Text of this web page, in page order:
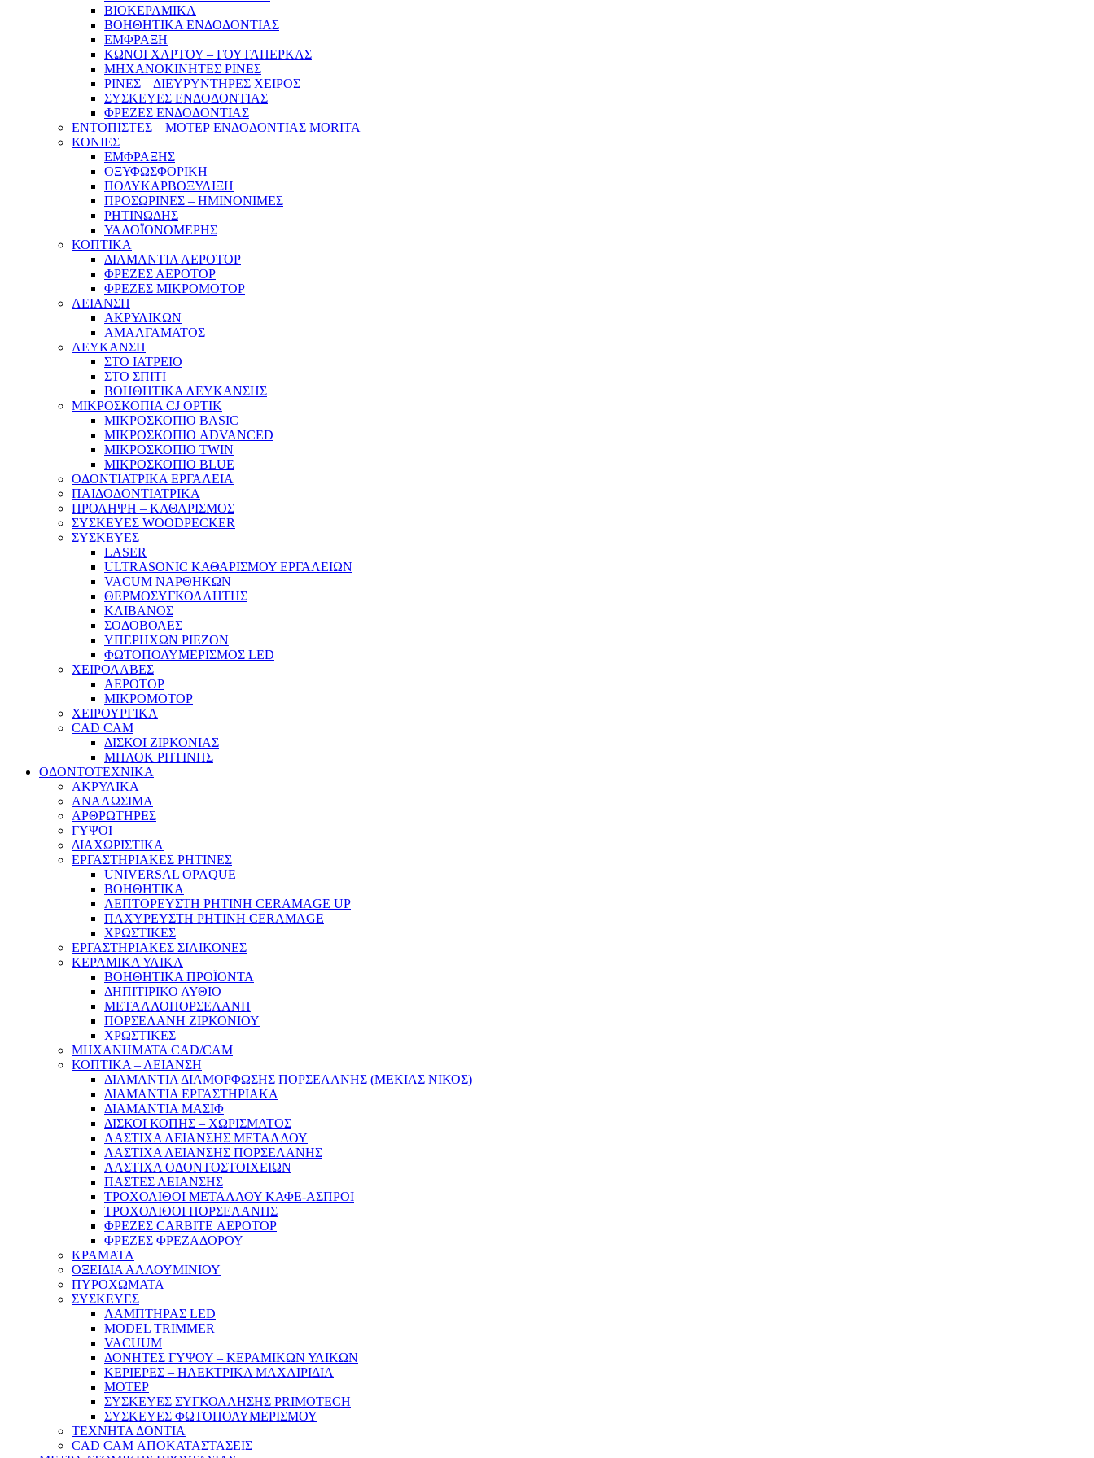
ΒΙΟΚΕΡΑΜΙΚΑ
ΒΟΗΘΗΤΙΚΑ ΕΝΔΟΔΟΝΤΙΑΣ
ΕΜΦΡΑΞΗ
ΚΩΝΟΙ ΧΑΡΤΟΥ – ΓΟΥΤΑΠΕΡΚΑΣ
ΜΗΧΑΝΟΚΙΝΗΤΕΣ ΡΙΝΕΣ
ΡΙΝΕΣ – ΔΙΕΥΡΥΝΤΗΡΕΣ ΧΕΙΡΟΣ
ΣΥΣΚΕΥΕΣ ΕΝΔΟΔΟΝΤΙΑΣ
ΦΡΕΖΕΣ ΕΝΔΟΔΟΝΤΙΑΣ
ΕΝΤΟΠΙΣΤΕΣ – ΜΟΤΕΡ ΕΝΔΟΔΟΝΤΙΑΣ MORITA
ΚΟΝΙΕΣ
ΕΜΦΡΑΞΗΣ
ΟΞΥΦΩΣΦΟΡΙΚΗ
ΠΟΛΥΚΑΡΒΟΞΥΛΙΞΗ
ΠΡΟΣΩΡΙΝΕΣ – ΗΜΙΝΟΝΙΜΕΣ
ΡΗΤΙΝΩΔΗΣ
ΥΑΛΟΪΟΝΟΜΕΡΗΣ
ΚΟΠΤΙΚΑ
ΔΙΑΜΑΝΤΙΑ ΑΕΡΟΤΟΡ
ΦΡΕΖΕΣ ΑΕΡΟΤΟΡ
ΦΡΕΖΕΣ ΜΙΚΡΟΜΟΤΟΡ
ΛΕΙΑΝΣΗ
ΑΚΡΥΛΙΚΩΝ
ΑΜΑΛΓΑΜΑΤΟΣ
ΛΕΥΚΑΝΣΗ
ΣΤΟ ΙΑΤΡΕΙΟ
ΣΤΟ ΣΠΙΤΙ
ΒΟΗΘΗΤΙΚΑ ΛΕΥΚΑΝΣΗΣ
ΜΙΚΡΟΣΚΟΠΙΑ CJ OPTIK
ΜΙΚΡΟΣΚΟΠΙΟ BASIC
ΜΙΚΡΟΣΚΟΠΙΟ ADVANCED
ΜΙΚΡΟΣΚΟΠΙΟ TWIN
ΜΙΚΡΟΣΚΟΠΙΟ BLUE
ΟΔΟΝΤΙΑΤΡΙΚΑ ΕΡΓΑΛΕΙΑ
ΠΑΙΔΟΔΟΝΤΙΑΤΡΙΚΑ
ΠΡΟΛΗΨΗ – ΚΑΘΑΡΙΣΜΟΣ
ΣΥΣΚΕΥΕΣ WOODPECKER
ΣΥΣΚΕΥΕΣ
LASER
ULTRASONIC ΚΑΘΑΡΙΣΜΟΥ ΕΡΓΑΛΕΙΩΝ
VACUM ΝΑΡΘΗΚΩΝ
ΘΕΡΜΟΣΥΓΚΟΛΛΗΤΗΣ
ΚΛΙΒΑΝΟΣ
ΣΟΔΟΒΟΛΕΣ
ΥΠΕΡΗΧΩΝ PIEZON
ΦΩΤΟΠΟΛΥΜΕΡΙΣΜΟΣ LED
ΧΕΙΡΟΛΑΒΕΣ
ΑΕΡΟΤΟΡ
ΜΙΚΡΟΜΟΤΟΡ
ΧΕΙΡΟΥΡΓΙΚΑ
CAD CAM
ΔΙΣΚΟΙ ΖΙΡΚΟΝΙΑΣ
ΜΠΛΟΚ ΡΗΤΙΝΗΣ
ΟΔΟΝΤΟΤΕΧΝΙΚΑ
ΑΚΡΥΛΙΚΑ
ΑΝΑΛΩΣΙΜΑ
ΑΡΘΡΩΤΗΡΕΣ
ΓΥΨΟΙ
ΔΙΑΧΩΡΙΣΤΙΚΑ
ΕΡΓΑΣΤΗΡΙΑΚΕΣ ΡΗΤΙΝΕΣ
UNIVERSAL OPAQUE
ΒΟΗΘΗΤΙΚΑ
ΛΕΠΤΟΡΕΥΣΤΗ ΡΗΤΙΝΗ CERAMAGE UP
ΠΑΧΥΡΕΥΣΤΗ ΡΗΤΙΝΗ CERAMAGE
ΧΡΩΣΤΙΚΕΣ
ΕΡΓΑΣΤΗΡΙΑΚΕΣ ΣΙΛΙΚΟΝΕΣ
ΚΕΡΑΜΙΚΑ ΥΛΙΚΑ
ΒΟΗΘΗΤΙΚΑ ΠΡΟΪΟΝΤΑ
ΔΗΠΙΤΙΡΙΚΟ ΛΥΘΙΟ
ΜΕΤΑΛΛΟΠΟΡΣΕΛΑΝΗ
ΠΟΡΣΕΛΑΝΗ ΖΙΡΚΟΝΙΟΥ
ΧΡΩΣΤΙΚΕΣ
ΜΗΧΑΝΗΜΑΤΑ CAD/CAM
ΚΟΠΤΙΚΑ – ΛΕΙΑΝΣΗ
ΔΙΑΜΑΝΤΙΑ ΔΙΑΜΟΡΦΩΣΗΣ ΠΟΡΣΕΛΑΝΗΣ (ΜΕΚΙΑΣ ΝΙΚΟΣ)
ΔΙΑΜΑΝΤΙΑ ΕΡΓΑΣΤΗΡΙΑΚΑ
ΔΙΑΜΑΝΤΙΑ ΜΑΣΙΦ
ΔΙΣΚΟΙ ΚΟΠΗΣ – ΧΩΡΙΣΜΑΤΟΣ
ΛΑΣΤΙΧΑ ΛΕΙΑΝΣΗΣ ΜΕΤΑΛΛΟΥ
ΛΑΣΤΙΧΑ ΛΕΙΑΝΣΗΣ ΠΟΡΣΕΛΑΝΗΣ
ΛΑΣΤΙΧΑ ΟΔΟΝΤΟΣΤΟΙΧΕΙΩΝ
ΠΑΣΤΕΣ ΛΕΙΑΝΣΗΣ
ΤΡΟΧΟΛΙΘΟΙ ΜΕΤΑΛΛΟΥ ΚΑΦΕ-ΑΣΠΡΟΙ
ΤΡΟΧΟΛΙΘΟΙ ΠΟΡΣΕΛΑΝΗΣ
ΦΡΕΖΕΣ CARBITE ΑΕΡΟΤΟΡ
ΦΡΕΖΕΣ ΦΡΕΖΑΔΟΡΟΥ
ΚΡΑΜΑΤΑ
ΟΞΕΙΔΙΑ ΑΛΛΟΥΜΙΝΙΟΥ
ΠΥΡΟΧΩΜΑΤΑ
ΣΥΣΚΕΥΕΣ
ΛΑΜΠΤΗΡΑΣ LED
MODEL TRIMMER
VACUUM
ΔΟΝΗΤΕΣ ΓΥΨΟΥ – ΚΕΡΑΜΙΚΩΝ ΥΛΙΚΩΝ
ΚΕΡΙΕΡΕΣ – ΗΛΕΚΤΡΙΚΑ ΜΑΧΑΙΡΙΔΙΑ
ΜΟΤΕΡ
ΣΥΣΚΕΥΕΣ ΣΥΓΚΟΛΛΗΣΗΣ PRIMOTECH
ΣΥΣΚΕΥΕΣ ΦΩΤΟΠΟΛΥΜΕΡΙΣΜΟΥ
ΤΕΧΝΗΤΑ ΔΟΝΤΙΑ
CAD CAM ΑΠΟΚΑΤΑΣΤΑΣΕΙΣ